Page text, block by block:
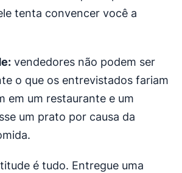
tenta convencer você a
vendedores não podem ser
o que os entrevistados fariam
em um restaurante e um
um prato por causa da
é tudo. Entregue uma